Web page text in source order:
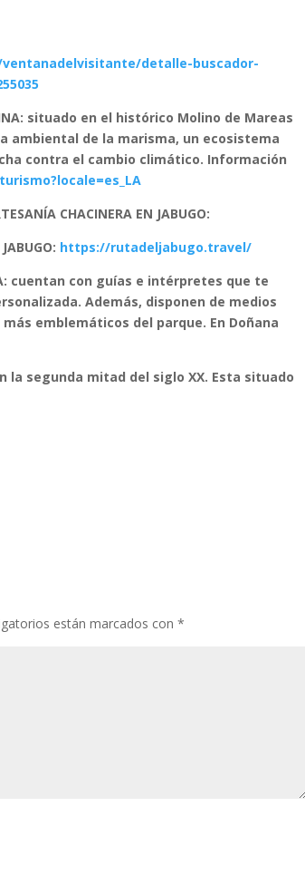
detalle-buscador-
situado en el histórico Molino de Mareas
ambiental de la marisma, un ecosistema
contra el cambio climático. Información
CHACINERA EN JABUGO:
https://rutadeljabugo.travel/
cuentan con guías e intérpretes que te
Además, disponen de medios
emblemáticos del parque. En Doñana
la segunda mitad del siglo XX. Esta situado
están marcados con*